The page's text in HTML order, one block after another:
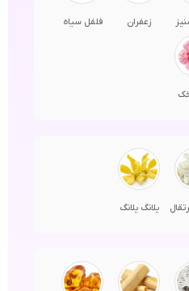
زعفران فلفل سیاه
یلانگ یلانگ